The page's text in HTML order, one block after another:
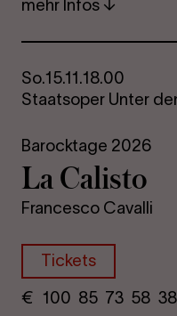
mehr Infos
So.15.11.18.00
Staatsoper Unter
Barocktage 2026
La Ca­lis­to
Francesco Cavalli
Tickets
€
100 85 73​ 58